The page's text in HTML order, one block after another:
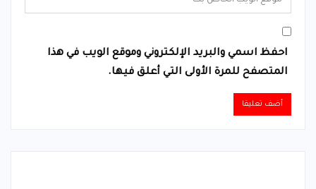
احفظ اسمي والبريد الإلكتروني وموقع الويب في هذا
المتصفح للمرة الأولى التي أعلق فيها.